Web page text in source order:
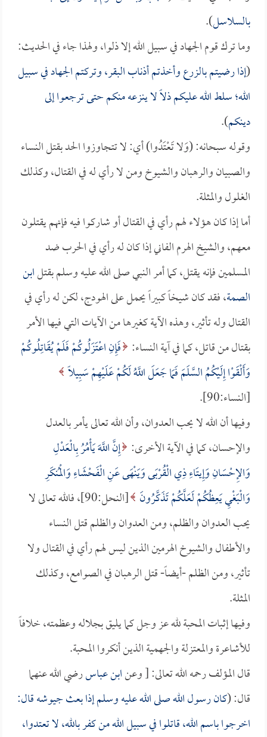
بالسلاسل).
وما ترك قوم الجهاد في سبيل الله إلا ذلوا، ولهذا جاء في الحديث:
(إذا رضيتم بالزرع وأخذتم أذناب البقر، وتركتم الجهاد في سبيل
الله؛ سلط الله عليكم ذلاً لا ينزعه منكم حتى ترجعوا إلى
دينكم).
وقوله سبحانه: (وَلا تَعْتَدُوا) أي: لا تتجاوزوا الحد بقتل النساء
والصبيان والرهبان والشيوخ ومن لا رأي له في القتال، وكذلك
الغلول والمثلة.
أما إذا كان هؤلاء لهم رأي في القتال أو شاركوا فيه فإنهم يقتلون
معهم، والشيخ الهرم الفاني إذا كان له رأي في الحرب ضد
المسلمين فإنه يقتل، كما أمر النبي صلى الله عليه وسلم بقتلابن
الصمة، فقد كان شيخاً كبيراً يحمل على الهودج، لكن له رأي في
القتال وله تأثير، وهذه الآية كغيرها من الآيات التي فيها الأمر
بقتال من قاتل، كما في آية النساء: فَإِنِ اعْتَزَلُوكُمْ فَلَمْ يُقَاتِلُوكُمْ
وَأَلْقَوْا إِلَيْكُمُ السَّلَمَ فَمَا جَعَلَ اللَّهُ لَكُمْ عَلَيْهِمْ سَبِيلًا
[النساء:90].
وفيها أن الله لا يحب العدوان، وأن الله تعالى يأمر بالعدل
والإحسان، كما في الآية الأخرى: إِنَّ اللَّهَ يَأْمُرُ بِالْعَدْلِ
وَالإِحْسَانِ وَإِيتَاءِ ذِي الْقُرْبَى وَيَنْهَى عَنِ الْفَحْشَاءِ وَالْمُنكَرِ
وَالْبَغْيِ يَعِظُكُمْ لَعَلَّكُمْ تَذَكَّرُونَ
[النحل:90]، فالله تعالى لا
يحب العدوان والظلم، ومن العدوان والظلم قتل النساء
والأطفال والشيوخ الهرمين الذين ليس لهم رأي في القتال ولا
تأثير، ومن الظلم -أيضاً- قتل الرهبان في الصوامع، وكذلك
المثلة.
وفيها إثبات المحبة لله عز وجل كما يليق بجلاله وعظمته، خلافاً
للأشاعرة والمعتزلة والجهمية الذين أنكروا المحبة.
قال المؤلف رحمه الله تعالى: [ وعنابن عباسرضي الله عنهما
قال: (كان رسول الله صلى الله عليه وسلم إذا بعث جيوشه قال:
اخرجوا باسم الله، قاتلوا في سبيل الله من كفر بالله، لا تعتدوا،